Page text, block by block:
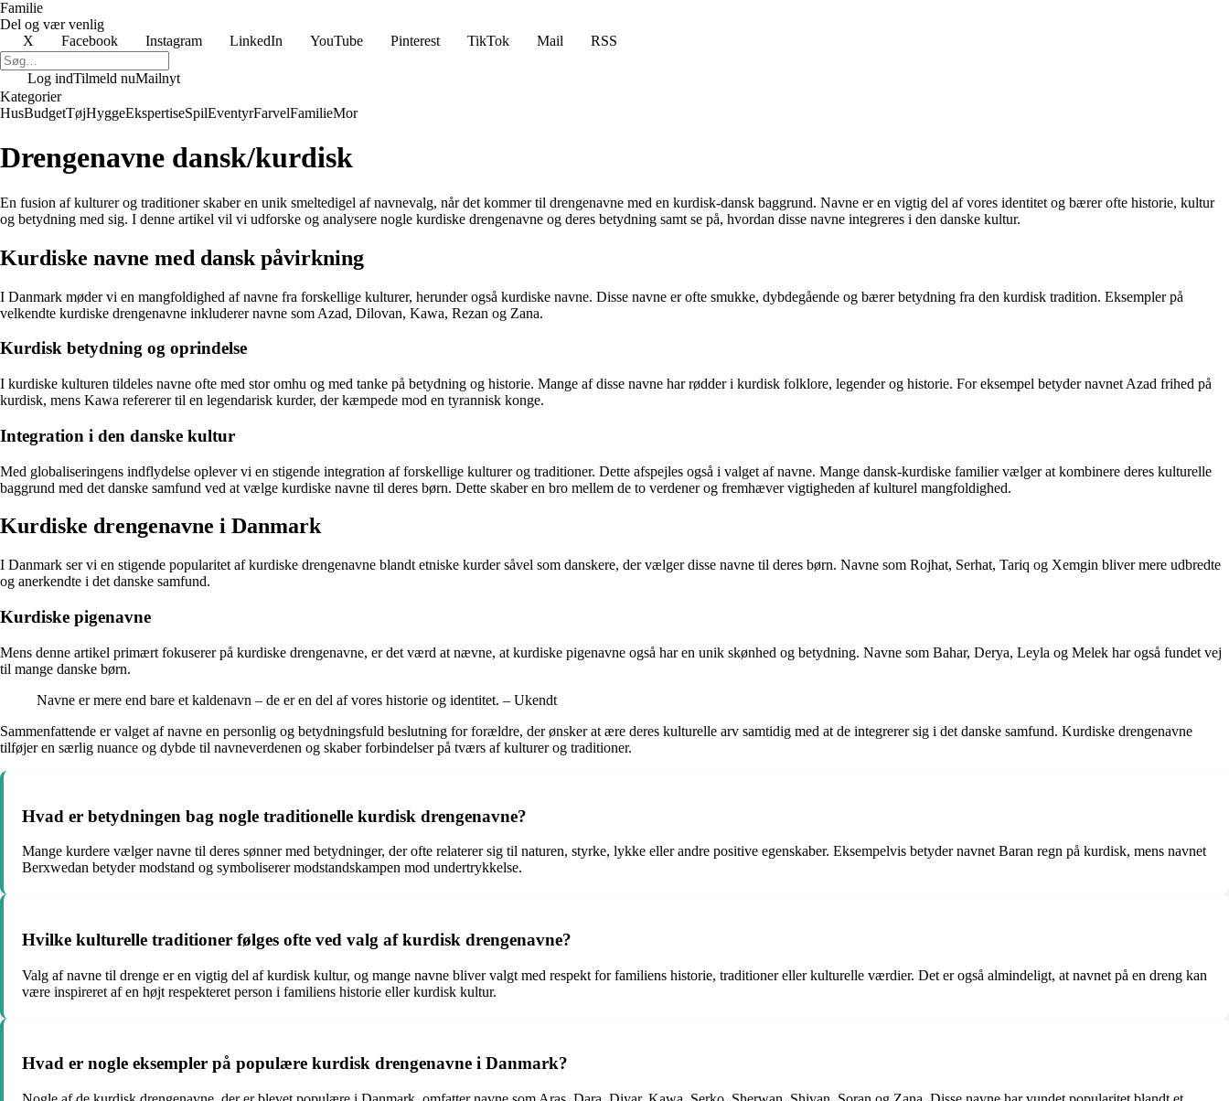
Familie
Del og vær venlig
X
Facebook Instagram LinkedIn YouTube Pinterest TikTok Mail RSS
Log indTilmeld nuMailnyt
Kategorier
HusBudgetTøjHyggeEkspertiseSpilEventyrFarvelFamilieMor
Drengenavne dansk/kurdisk
En fusion af kulturer og traditioner skaber en unik smeltedigel af navnevalg, når det kommer til drengenavne med en kurdisk-dansk baggrund. Navne er en vigtig del af vores identitet og bærer ofte historie, kultur
og betydning med sig. I denne artikel vil vi udforske og analysere nogle kurdiske drengenavne og deres betydning samt se på, hvordan disse navne integreres i den danske kultur.
Kurdiske navne med dansk påvirkning
I Danmark møder vi en mangfoldighed af navne fra forskellige kulturer, herunder også kurdiske navne. Disse navne er ofte smukke, dybdegående og bærer betydning fra den kurdisk tradition. Eksempler på
velkendte kurdiske drengenavne inkluderer navne som Azad, Dilovan, Kawa, Rezan og Zana.
Kurdisk betydning og oprindelse
I kurdiske kulturen tildeles navne ofte med stor omhu og med tanke på betydning og historie. Mange af disse navne har rødder i kurdisk folklore, legender og historie. For eksempel betyder navnet Azad frihed på
kurdisk, mens Kawa refererer til en legendarisk kurder, der kæmpede mod en tyrannisk konge.
Integration i den danske kultur
Med globaliseringens indflydelse oplever vi en stigende integration af forskellige kulturer og traditioner. Dette afspejles også i valget af navne. Mange dansk-kurdiske familier vælger at kombinere deres kulturelle
baggrund med det danske samfund ved at vælge kurdiske navne til deres børn. Dette skaber en bro mellem de to verdener og fremhæver vigtigheden af kulturel mangfoldighed.
Kurdiske drengenavne i Danmark
I Danmark ser vi en stigende popularitet af kurdiske drengenavne blandt etniske kurder såvel som danskere, der vælger disse navne til deres børn. Navne som Rojhat, Serhat, Tariq og Xemgin bliver mere udbredte
og anerkendte i det danske samfund.
Kurdiske pigenavne
Mens denne artikel primært fokuserer på kurdiske drengenavne, er det værd at nævne, at kurdiske pigenavne også har en unik skønhed og betydning. Navne som Bahar, Derya, Leyla og Melek har også fundet vej
til mange danske børn.
Navne er mere end bare et kaldenavn – de er en del af vores historie og identitet. – Ukendt
Sammenfattende er valget af navne en personlig og betydningsfuld beslutning for forældre, der ønsker at ære deres kulturelle arv samtidig med at de integrerer sig i det danske samfund. Kurdiske drengenavne
tilføjer en særlig nuance og dybde til navneverdenen og skaber forbindelser på tværs af kulturer og traditioner.
Hvad er betydningen bag nogle traditionelle kurdisk drengenavne?
Mange kurdere vælger navne til deres sønner med betydninger, der ofte relaterer sig til naturen, styrke, lykke eller andre positive egenskaber. Eksempelvis betyder navnet Baran regn på kurdisk, mens navnet
Berxwedan betyder modstand og symboliserer modstandskampen mod undertrykkelse.
Hvilke kulturelle traditioner følges ofte ved valg af kurdisk drengenavne?
Valg af navne til drenge er en vigtig del af kurdisk kultur, og mange navne bliver valgt med respekt for familiens historie, traditioner eller kulturelle værdier. Det er også almindeligt, at navnet på en dreng kan
være inspireret af en højt respekteret person i familiens historie eller kurdisk kultur.
Hvad er nogle eksempler på populære kurdisk drengenavne i Danmark?